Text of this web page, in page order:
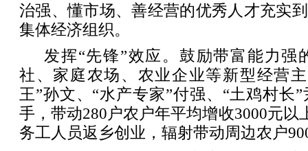
治强、懂市场、善经营的优秀人才充实
集体经济组织。
发挥“先锋”效应。鼓励带富能力强
社、家庭农场、农业企业等新型经营
王”孙文、“水产专家”付强、“土鸡村长
手，带动280户农户年平均增收3000元以
务工人员返乡创业，辐射带动周边农户